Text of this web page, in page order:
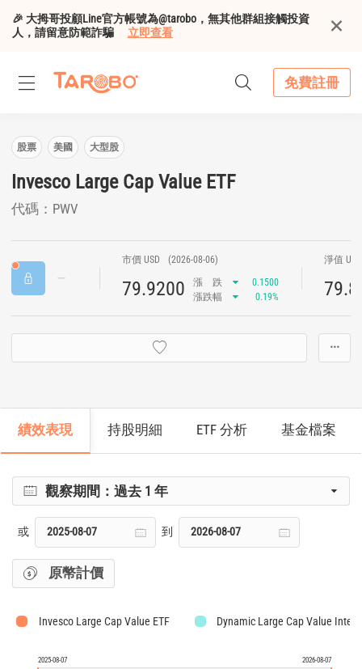
🎉 大拇哥投顧Line官方帳號為@tarobo，無其他群組接觸投資
人，請留意防範詐騙
立即查看
免費註冊
股票 美國 大型股
Invesco Large Cap Value ETF
代碼：PWV
市價 USD (2026-08-06)
79.9200 漲 跌
0.1500
漲跌幅
0.19%
淨值
···
績效表現 持股明細 ETF 分析 基金檔案
觀察期間：過去 1 年
或 到
原幣計價
Invesco Large Cap Value ETF Dynamic Large Cap Value
2025-08-07 2026-08-07